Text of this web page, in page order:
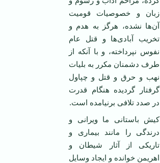
زبان و خصوصیات قومیت
آن‌ها نشده، هرگز به هدم و
تخریب آبادی‌ها و قتل عام
نفوس نپرداخته، و با آنکه از
طرف دشمنان مکرر به بلیات
نهب و حرق و قتل و چپاول
گرفتار گردیده هنگام قدرت
در صدد تلافی برنیامده است.
کیش باستانی ما ویرانی و
درندگی را مانند بیماری و
تاریکی از آثار شیطان و
اهریمن خوانده و ایجاد وسایل